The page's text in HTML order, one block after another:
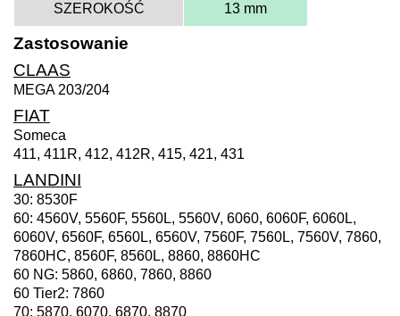
SZEROKOŚĆ 13 mm
Zastosowanie
CLAAS
MEGA 203/204
FIAT
Someca
411, 411R, 412, 412R, 415, 421, 431
LANDINI
30: 8530F
60: 4560V, 5560F, 5560L, 5560V, 6060, 6060F, 6060L,
6060V, 6560F, 6560L, 6560V, 7560F, 7560L, 7560V, 7860,
7860HC, 8560F, 8560L, 8860, 8860HC
60 NG: 5860, 6860, 7860, 8860
60 Tier2: 7860
70: 5870, 6070, 6870, 8870